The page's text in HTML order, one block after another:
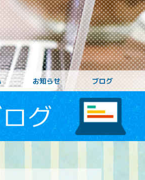
お知らせ ブログ